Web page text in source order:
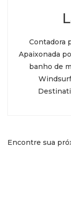
Contadora
Apaixonada
banho de
Encontre sua